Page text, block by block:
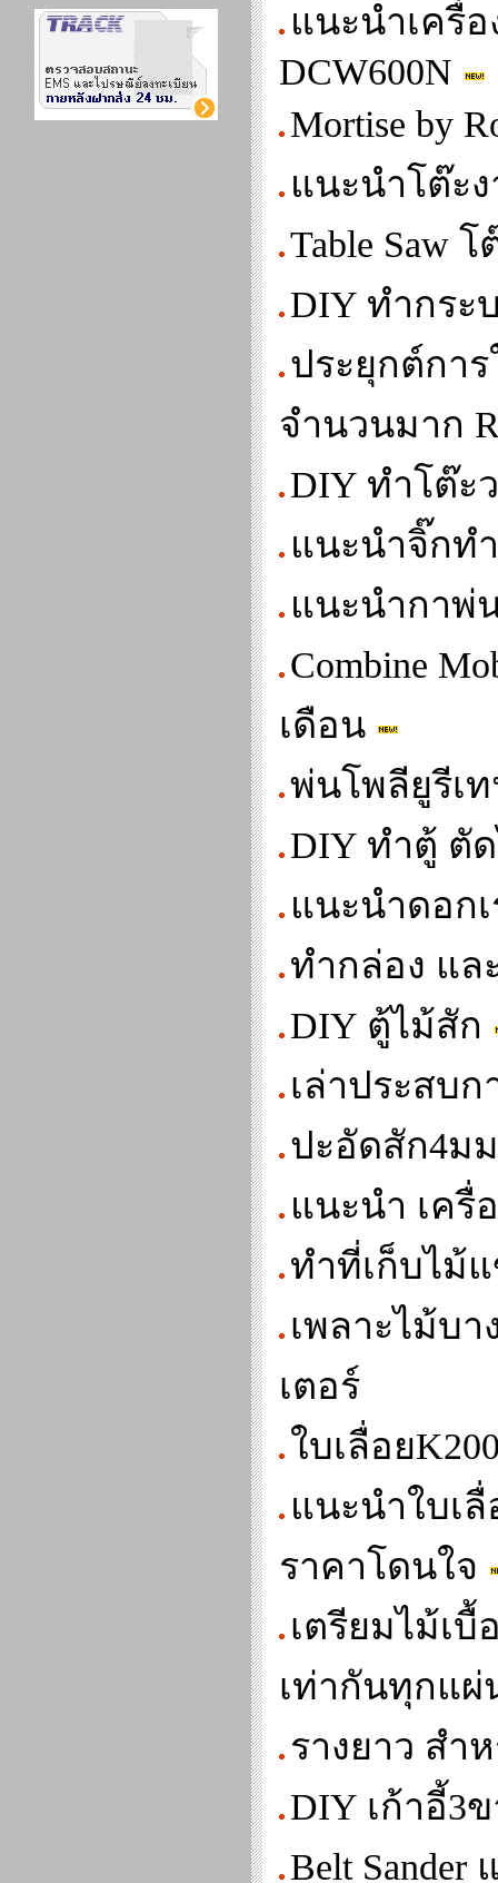
แนะนำเครื่อ
DCW600N
Mortise by
แนะนำโต๊ะง
Table Saw
DIY ทำกระ
ประยุกต์กา
จำนวนมาก
DIY ทำโต๊ะ
แนะนำจิ๊กท
แนะนำกาพ่น
Combine
เดือน
พ่นโพลียูรีเ
DIY ทำตู้ ตั
แนะนำดอก
ทำกล่อง แล
DIY ตู้ไม้สัก
เล่าประสบ
ปะอัดสัก4ม
แนะนำ เครื่
ทำที่เก็บไม้
เพลาะไม้บา
เตอร์
ใบเลื่อย
แนะนำใบเ
ราคาโดนใจ
เตรียมไม้เ
เท่ากันทุกแผ่
รางยาว สำ
DIY เก้าอี้3
Belt